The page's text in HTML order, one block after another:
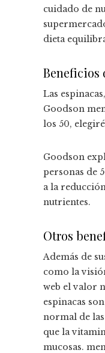
cuidado de
dieta
Beneficios
Las
Goodson
los 50,
Goodson
personas de
a la
nutrientes.
Otros
Además de
como la
web el valor
espinacas
normal de
que la
mucosas.